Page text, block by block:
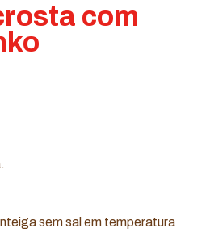
com
sem sal em temperatura